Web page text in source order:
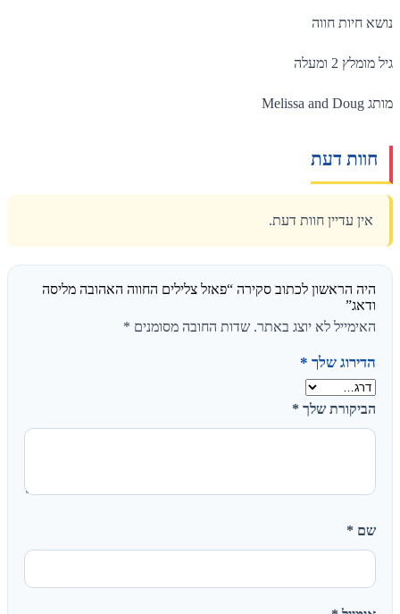
חווה
דעת
חוות דעת.
לכתוב סקירה “פאזל צלילים החווה האהובה מליסה
לא יוצג באתר. שדות החובה מסומנים*
שלך*
שלך*